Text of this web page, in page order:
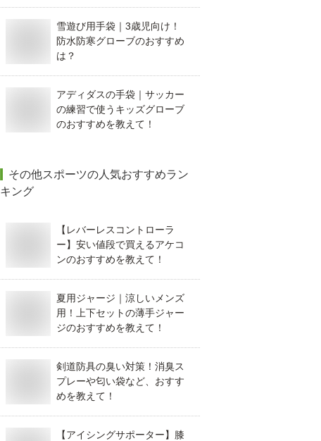
雪遊び用手袋｜3歳児向け！
防水防寒グローブのおすすめ
は？
アディダスの手袋｜サッカー
の練習で使うキッズグローブ
のおすすめを教えて！
その他スポーツの人気おすすめラン
キング
【レバーレスコントローラ
ー】安い値段で買えるアケコ
ンのおすすめを教えて！
夏用ジャージ｜涼しいメンズ
用！上下セットの薄手ジャー
ジのおすすめを教えて！
剣道防具の臭い対策！消臭ス
プレーや匂い袋など、おすす
めを教えて！
【アイシングサポーター】膝